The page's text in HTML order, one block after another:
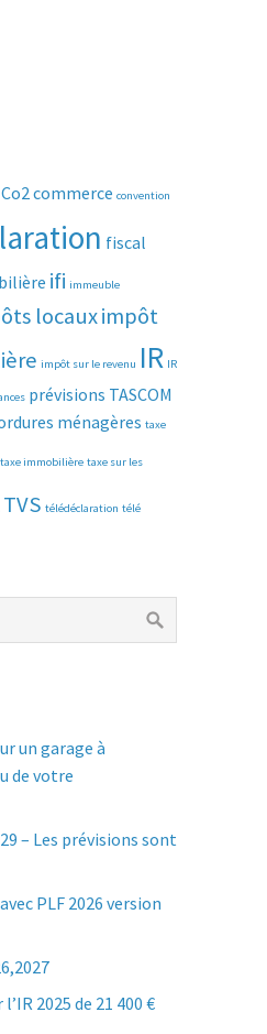
Co2commerce convention
fiscal
ifi immeuble
locauximpôt
impôt sur le revenu IR IR
prévisions TASCOM
ménagères taxe
taxe immobilière taxe sur les
TVS télédéclaration télé
un garage à
de votre
– Les prévisions sont
PLF 2026 version
2025 de 21 400 €